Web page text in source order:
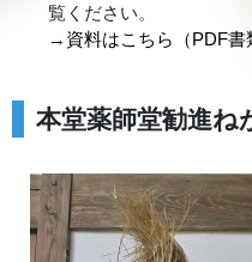
覧ください。
→資料はこちら（PDF書
本堂薬師堂勧進ね